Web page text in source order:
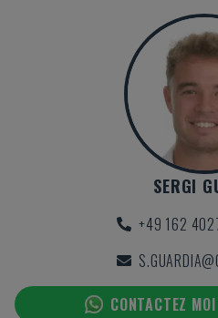
SERGI
+49 162
CONTACTEZ